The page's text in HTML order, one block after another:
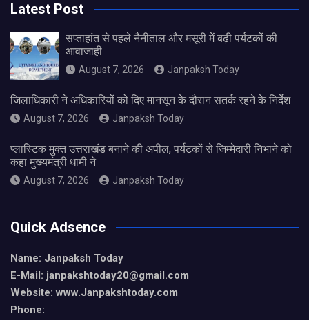
Latest Post
सप्ताहांत से पहले नैनीताल और मसूरी में बढ़ी पर्यटकों की
आवाजाही
August 7, 2026 Janpaksh Today
जिलाधिकारी ने अधिकारियों को दिए मानसून के दौरान सतर्क रहने के निर्देश
August 7, 2026 Janpaksh Today
प्लास्टिक मुक्त उत्तराखंड बनाने की अपील, पर्यटकों से जिम्मेदारी निभाने को
कहा मुख्यमंत्री धामी ने
August 7, 2026 Janpaksh Today
Quick Adsence
Name: Janpaksh Today
E-Mail: janpakshtoday20@gmail.com
Website: www.Janpakshtoday.com
Phone: